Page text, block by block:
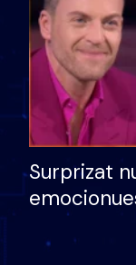
Surprizat
nëna dhe
nuk i